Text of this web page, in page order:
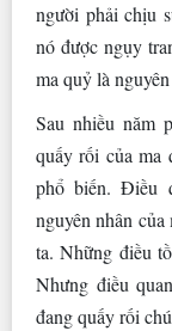
người phải chịu
nó được ngụy
ma quỷ là
Sau nhiều năm
quấy rối của ma
phổ biến. Điều
nguyên nhân
ta. Những điều
Nhưng điều
đang quấy rối